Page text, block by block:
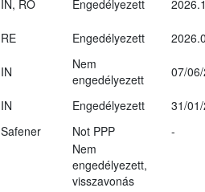
IN, RO Engedélyezett
RE Engedélyezett
IN
Nem
engedélyezett
07/
IN Engedélyezett
31/
Safener Not PPP -
Nem
engedélyezett,
visszavonás